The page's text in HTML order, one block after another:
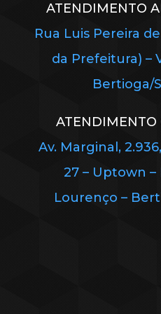
ATENDIMENTO
Rua Luis Pereira
da Prefeitura) –
Bertioga/
ATENDIMENTO
Av. Marginal,
27 – Uptown –
Lourenço –